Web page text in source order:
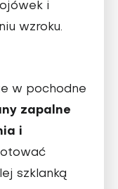
i
wzroku.
w pochodne
zapalne
i
szklanką